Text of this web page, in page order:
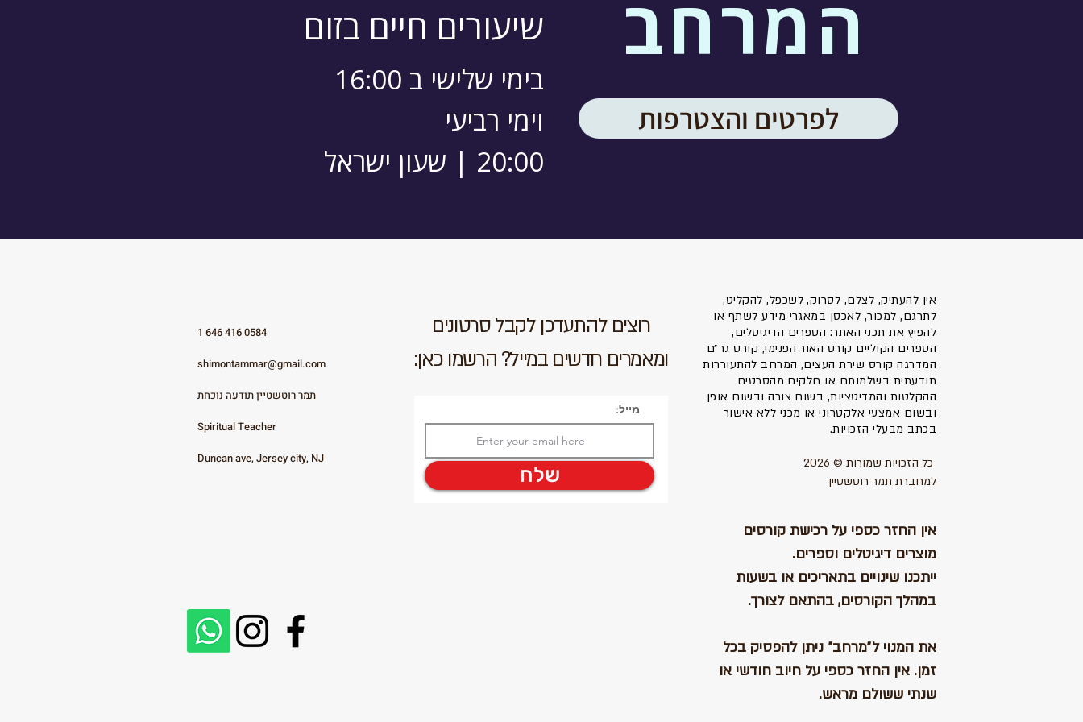
שיעורים חיים בזום
בימי שלישי ב 16:00
וימי רביעי
20:00 | שעון ישראל
המרחב
לפרטים והצטרפות
1 646 416 0584
shimontammar@gmail.com
תמר רוטשטיין תודעה נוכחת
Spiritual Teacher
Duncan ave, Jersey city, NJ
רוצים להתעדכן לקבל סרטונים
ומאמרים חדשים במייל? הרשמו כאן:
מייל:
שלח
אין להעתיק, לצלם, לסרוק, לשכפל, להקליט,
לתרגם, למכור, לאכסן במאגרי מידע לשתף או
להפיץ את תכני האתר: הספרים הדיגיטלים,
הספרים הקוליים קורס האור הפנימי, קורס גר״ם
המדרגה קורס שירת העצים, המרחב להתעוררות
תודעתית בשלמותם או חלקים מהסרטים
ההקלטות והמדיטציות, בשום צורה ובשום אופן
ובשום אמצעי אלקטרוני או מכני ללא אישור
בכתב מבעלי הזכויות.
כל הזכויות שמורות © 2026
למחברת תמר רוטשטיין
אין החזר כספי על רכישת קורסים
מוצרים דיגיטלים וספרים.
ייתכנו שינויים בתאריכים או בשעות
במהלך הקורסים, בהתאם לצורך.
את המנוי ל״מרחב״ ניתן להפסיק בכל
זמן. אין החזר כספי על חיוב חודשי או
שנתי ששולם מראש.